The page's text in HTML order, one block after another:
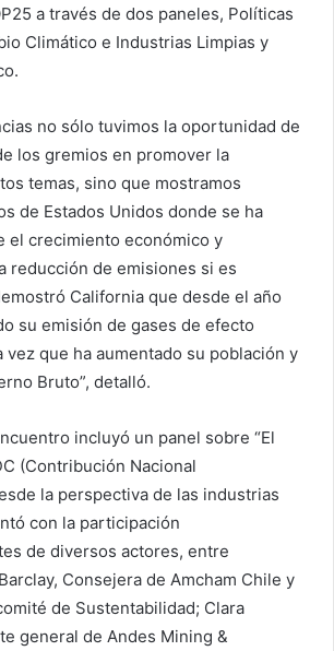
a través de dos paneles, Políticas
Climático e Industrias Limpias y
no sólo tuvimos la oportunidad de
los gremios en promover la
temas, sino que mostramos
de Estados Unidos donde se ha
el crecimiento económico y
reducción de emisiones si es
California que desde el año
su emisión de gases de efecto
vez que ha aumentado su población y
Bruto”, detalló.
incluyó un panel sobre “El
(Contribución Nacional
la perspectiva de las industrias
con la participación
de diversos actores, entre
Consejera de Amcham Chile y
de Sustentabilidad; Clara
general de Andes Mining &